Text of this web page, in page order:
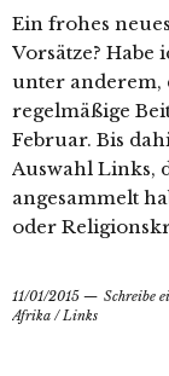
Ein frohes
Vorsätze? Habe
unter anderem,
regelmäßige
Februar. Bis
Auswahl Links,
angesammelt
oder
11/01/2015
Schreibe
Afrika /Links